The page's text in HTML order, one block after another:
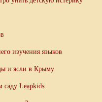
изучения языков
и ясли в Крыму
саду Leapkids